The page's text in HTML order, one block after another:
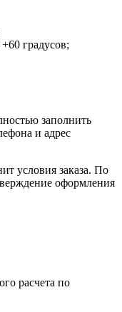
градусов;
заполнить
и адрес
условия заказа. По
оформления
расчета по